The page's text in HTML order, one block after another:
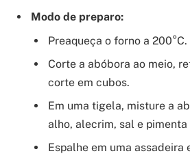
Modo de preparo:
Preaqueça o forno a 200°C.
Corte a abóbora ao meio,
corte em cubos.
Em uma tigela, misture a
alho, alecrim, sal e pimenta
Espalhe em uma assadeira